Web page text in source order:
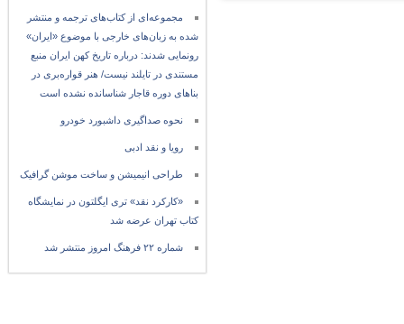
مجموعه‌ای از کتاب‌های ترجمه و منتشر
شده به زبان‌های خارجی با موضوع «ایران»
رونمایی شدند: درباره تاریخ کهن ایران منبع
مستندی در تایلند نیست/ هنر قواره‌بری در
بناهای دوره قاجار شناسانده نشده است
نحوه صداگیری داشبورد خودرو
رویا و نقد ادبی
طراحی انیمیشن و ساخت موشن گرافیک
«کارکرد نقد» تری ایگلتون در نمایشگاه
کتاب تهران عرضه شد
شماره ۲۲ فرهنگ امروز منتشر شد